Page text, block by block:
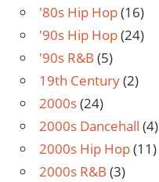
'80s Hip Hop(16)
'90s Hip Hop(24)
'90s R&B (5)
19th Century(2)
2000s(24)
2000s Dancehall (4)
2000s Hip Hop(11)
2000s R&B (3)